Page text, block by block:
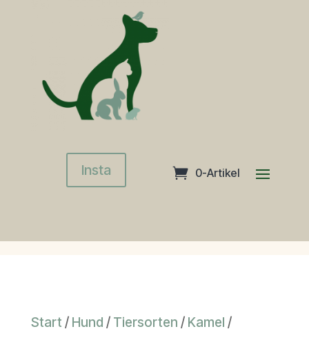
0-Artikel
Insta
Start / Hund / Tiersorten / Kamel /